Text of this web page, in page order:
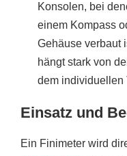
Konsolen, bei
einem Kompass
Gehäuse verbaut
hängt stark von
dem individuellen
Einsatz und
Ein Finimeter wird